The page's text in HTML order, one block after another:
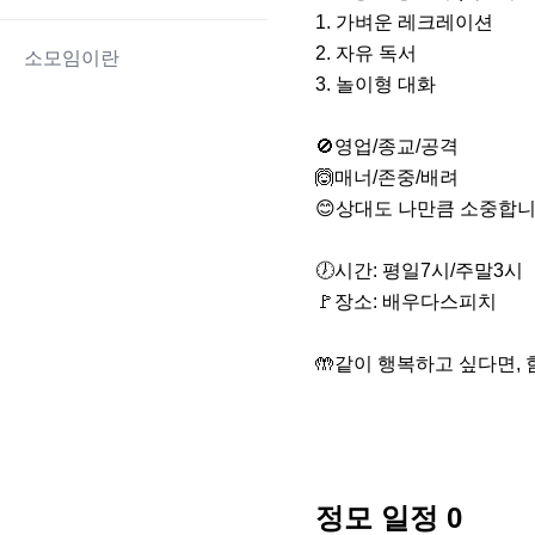
소모임이란
1. 가벼운 레크레이션
2. 자유 독서
3. 놀이형 대화
🚫영업/종교/공격
🙆매너/존중/배려
😊상대도 나만큼 소중합
🕖시간: 평일7시/주말3시
🚩장소: 배우다스피치
🤲같이 행복하고 싶다면,
정모 일정 0